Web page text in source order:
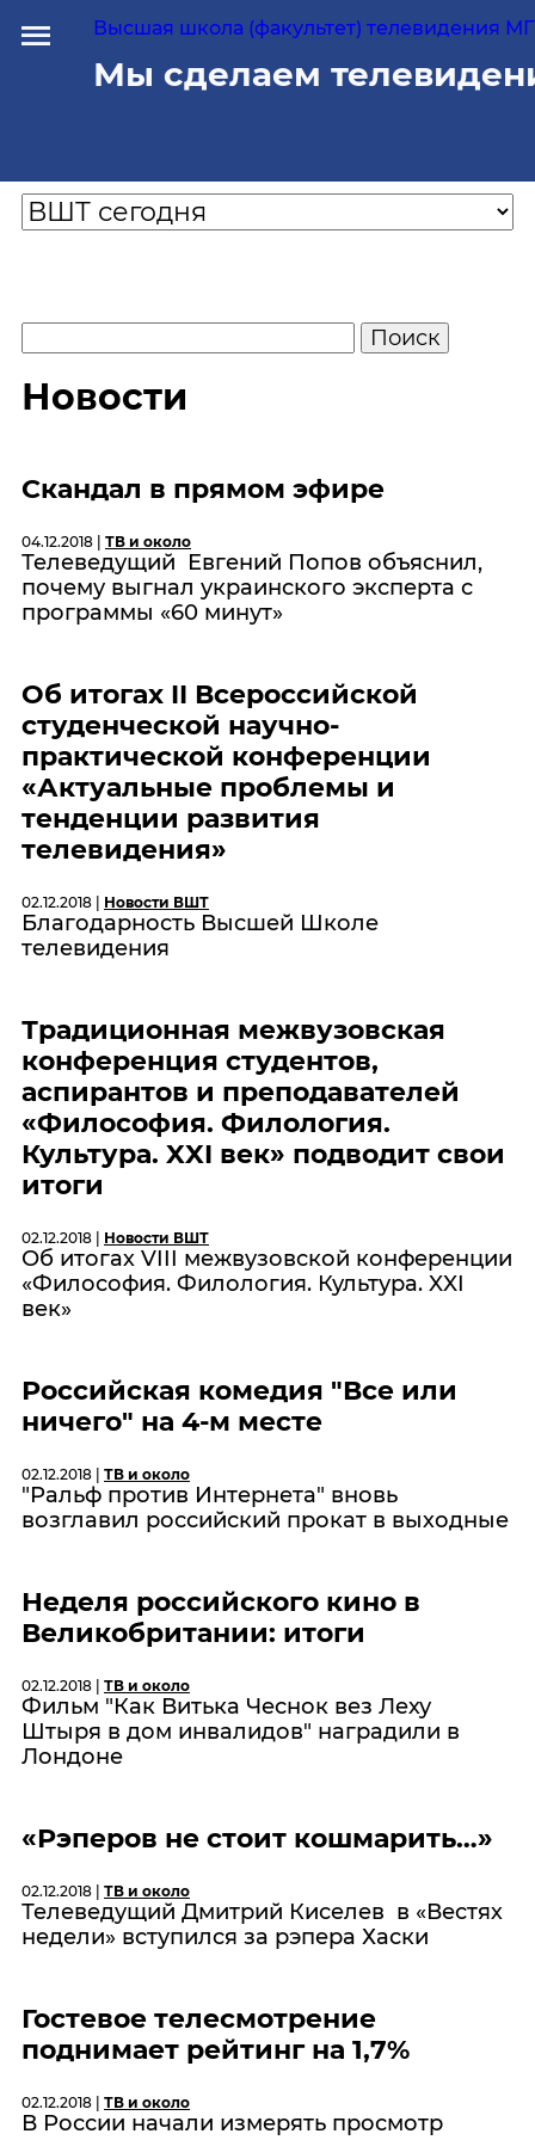
Высшая школа (факультет) телевидения
Мы сделаем
Новости
Скандал в прямом эфире
04.12.2018 | ТВ и около
Телеведущий Евгений Попов объяснил,
почему выгнал украинского эксперта с
программы «60 минут»
Об итогах II Всероссийской
студенческой научно-
практической конференции
«Актуальные проблемы и
тенденции развития
телевидения»
02.12.2018 | Новости ВШТ
Благодарность Высшей Школе
телевидения
Традиционная межвузовская
конференция студентов,
аспирантов и преподавателей
«Философия. Филология.
Культура. XXI век» подводит свои
итоги
02.12.2018 | Новости ВШТ
Об итогах VIII межвузовской конференции
«Философия. Филология. Культура. XXI
век»
Российская комедия "Все или
ничего" на 4-м месте
02.12.2018 | ТВ и около
"Ральф против Интернета" вновь
возглавил российский прокат в выходные
Неделя российского кино в
Великобритании: итоги
02.12.2018 | ТВ и около
Фильм "Как Витька Чеснок вез Леху
Штыря в дом инвалидов" наградили в
Лондоне
«Рэперов не стоит кошмарить…»
02.12.2018 | ТВ и около
Телеведущий Дмитрий Киселев в «Вестях
недели» вступился за рэпера Хаски
Гостевое телесмотрение
поднимает рейтинг на 1,7%
02.12.2018 | ТВ и около
В России начали измерять просмотр